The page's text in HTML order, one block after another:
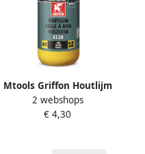
Mtools Griffon Houtlijm
ES30 Flacon 250 g NL FR DE
|
2 webshops
€ 4,30